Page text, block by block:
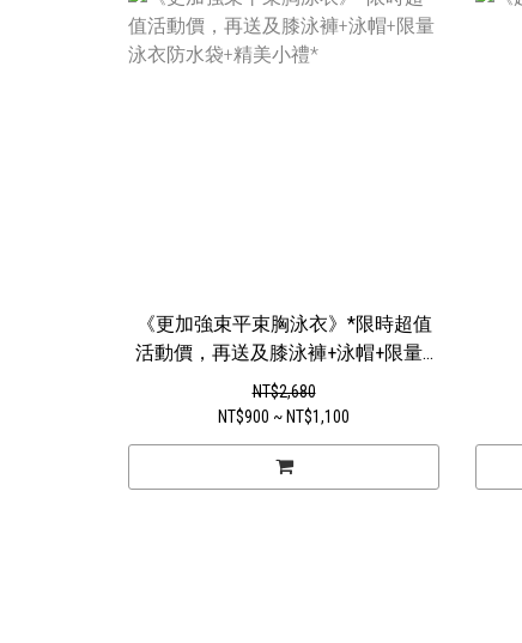
《更加強束平束胸泳衣》*限時超值
活動價，再送及膝泳褲+泳帽+限量...
NT$2,680
NT$900 ~ NT$1,100